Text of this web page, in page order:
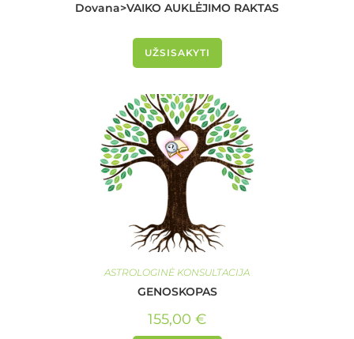
Dovana>VAIKO AUKLĖJIMO RAKTAS
UŽSISAKYTI
ASTROLOGINĖ KONSULTACIJA
GENOSKOPAS
155,00 €